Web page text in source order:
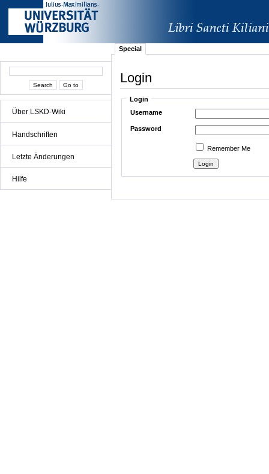
Über LSKD-Wiki
Handschriften
Letzte Änderungen
Hilfe
Special
Login
Login
Username
Password
Remember Me